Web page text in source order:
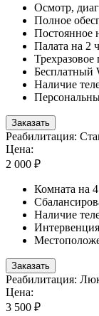
Осмотр,
Полное
Постоянное
Палата на 2
Трехразовое
Бесплатный
Наличие
Заказать
Реабилитация:
Цена:
2 000 ₽
Комната на 4
Наличие
Заказать
Реабилитация:
Цена:
3 500 ₽